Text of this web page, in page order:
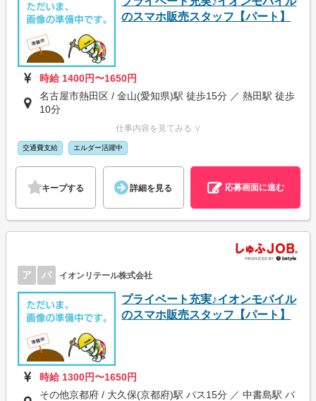
のスマホ販売スタッフ【パート】
時給 1400円〜1650円
名古屋市熱田区 / 金山(愛知県)駅 徒歩15分 ／ 熱田駅 徒歩
10分
仕事内容を見てみる ∨
交通費支給 エルダー活躍中
キープする 詳細を見る 応募画面に進む
ア パ イオンリテール株式会社
プライベート充実♪イオンモバイル
のスマホ販売スタッフ【パート】
時給 1300円〜1650円
その他京都府 / 大久保(京都府)駅 バス15分 ／ 中書島駅 バ